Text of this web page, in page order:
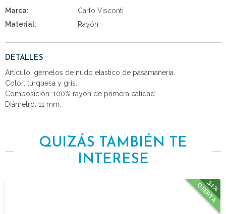
Marca:
Carlo Visconti
Material:
Rayón
DETALLES
Artículo: gemelos de nudo elastico de pasamaneria.
Color: turquesa y gris.
Composición: 100% rayon de primera calidad.
Diámetro: 11 mm.
QUIZÁS TAMBIÉN TE
INTERESE
34%
OFERTA